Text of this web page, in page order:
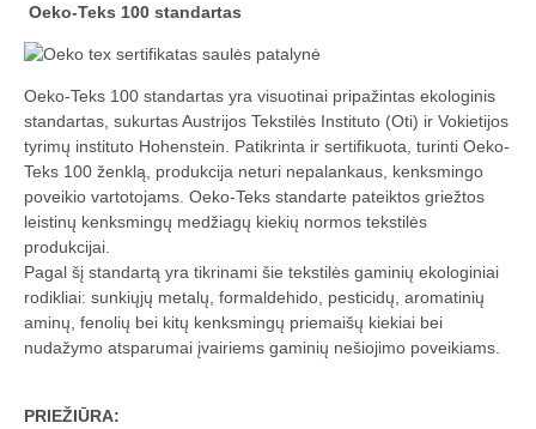
Oeko-Teks 100 standartas
Oeko-Teks 100 standartas yra visuotinai pripažintas ekologinis
standartas, sukurtas Austrijos Tekstilės Instituto (Oti) ir Vokietijos
tyrimų instituto Hohenstein. Patikrinta ir sertifikuota, turinti Oeko-
Teks 100 ženklą, produkcija neturi nepalankaus, kenksmingo
poveikio vartotojams. Oeko-Teks standarte pateiktos griežtos
leistinų kenksmingų medžiagų kiekių normos tekstilės
produkcijai.
Pagal šį standartą yra tikrinami šie tekstilės gaminių ekologiniai
rodikliai: sunkiųjų metalų, formaldehido, pesticidų, aromatinių
aminų, fenolių bei kitų kenksmingų priemaišų kiekiai bei
nudažymo atsparumai įvairiems gaminių nešiojimo poveikiams.
PRIEŽIŪRA: